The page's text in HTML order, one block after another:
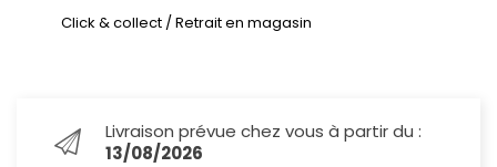
Click & collect / Retrait en magasin
Livraison prévue chez vous à partir du :
13/08/2026